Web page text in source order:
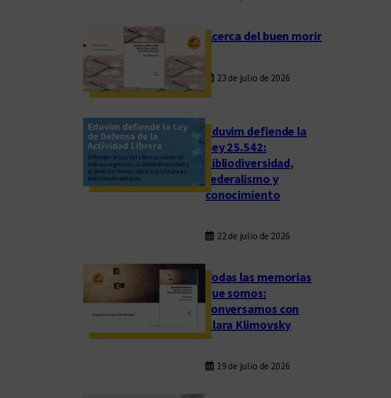
Acerca del buen morir
23 de julio de 2026
Eduvim defiende la
Ley 25.542:
bibliodiversidad,
federalismo y
conocimiento
22 de julio de 2026
Todas las memorias
que somos:
conversamos con
Clara Klimovsky
19 de julio de 2026